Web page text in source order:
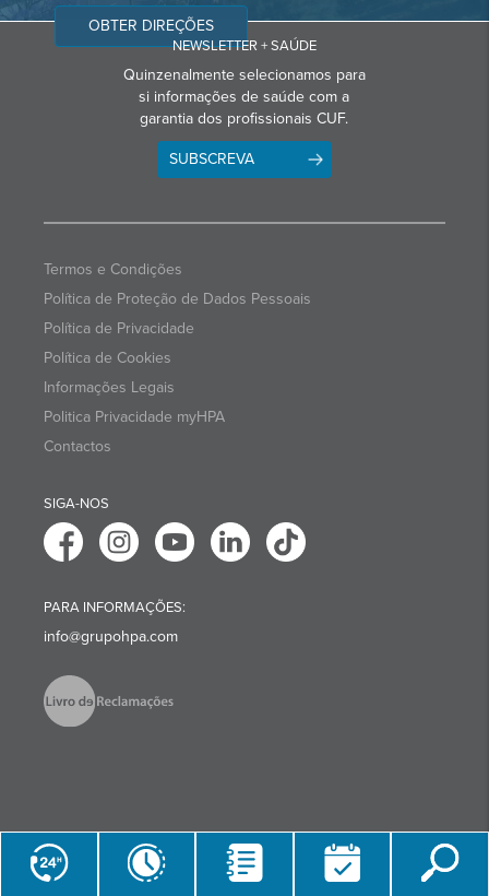
OBTER DIREÇÕES
NEWSLETTER + SAÚDE
Quinzenalmente selecionamos para
si informações de saúde com a
garantia dos profissionais CUF.
SUBSCREVA
Termos e Condições
Política de Proteção de Dados Pessoais
Política de Privacidade
Política de Cookies
Informações Legais
Politica Privacidade myHPA
Contactos
SIGA-NOS
PARA INFORMAÇÕES:
info@grupohpa.com